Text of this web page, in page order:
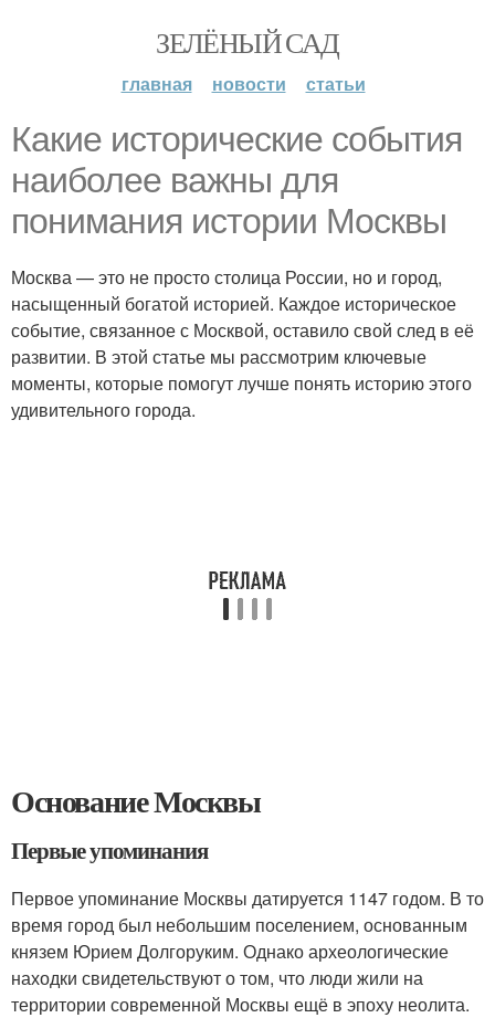
ЗЕЛЁНЫЙ САД
главная новости статьи
Какие исторические события
наиболее важны для
понимания истории Москвы
Москва — это не просто столица России, но и город,
насыщенный богатой историей. Каждое историческое
событие, связанное с Москвой, оставило свой след в её
развитии. В этой статье мы рассмотрим ключевые
моменты, которые помогут лучше понять историю этого
удивительного города.
Основание Москвы
Первые упоминания
Первое упоминание Москвы датируется 1147 годом. В то
время город был небольшим поселением, основанным
князем Юрием Долгоруким. Однако археологические
находки свидетельствуют о том, что люди жили на
территории современной Москвы ещё в эпоху неолита.